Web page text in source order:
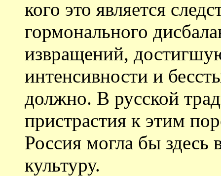
кого это является
гормонального
извращений,
интенсивности и
должно. В русской
пристрастия к этим
Россия могла бы здесь
культуру.